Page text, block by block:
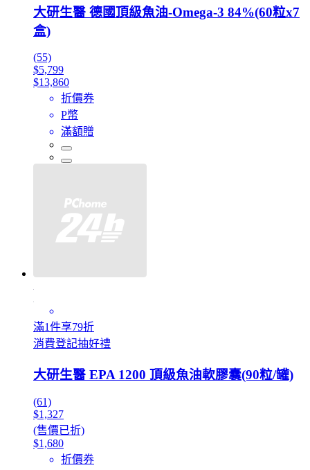
大研生醫 德國頂級魚油-Omega-3 84%(60粒x7
盒)
(55)
$5,799
$13,860
折價券
P幣
滿額贈
滿1件享79折
消費登記抽好禮
大研生醫 EPA 1200 頂級魚油軟膠囊(90粒/罐)
(61)
$1,327
(售價已折)
$1,680
折價券